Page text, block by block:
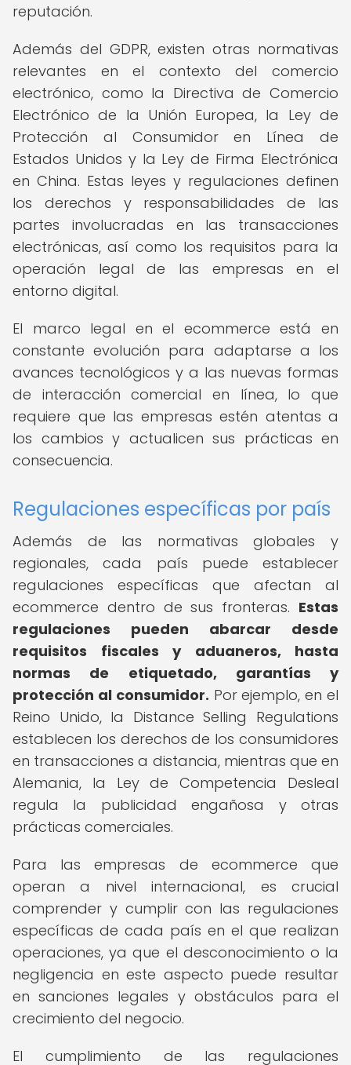
reputación.
Además del GDPR, existen otras normativas
relevantes en el contexto del comercio
electrónico, como la Directiva de Comercio
Electrónico de la Unión Europea, la Ley de
Protección al Consumidor en Línea de
Estados Unidos y la Ley de Firma Electrónica
en China. Estas leyes y regulaciones definen
los derechos y responsabilidades de las
partes involucradas en las transacciones
electrónicas, así como los requisitos para la
operación legal de las empresas en el
entorno digital.
El marco legal en el ecommerce está en
constante evolución para adaptarse a los
avances tecnológicos y a las nuevas formas
de interacción comercial en línea, lo que
requiere que las empresas estén atentas a
los cambios y actualicen sus prácticas en
consecuencia.
Regulaciones específicas por país
Además de las normativas globales y
regionales, cada país puede establecer
regulaciones específicas que afectan al
ecommerce dentro de sus fronteras. Estas
regulaciones pueden abarcar desde
requisitos fiscales y aduaneros, hasta
normas de etiquetado, garantías y
protección al consumidor. Por ejemplo, en el
Reino Unido, la Distance Selling Regulations
establecen los derechos de los consumidores
en transacciones a distancia, mientras que en
Alemania, la Ley de Competencia Desleal
regula la publicidad engañosa y otras
prácticas comerciales.
Para las empresas de ecommerce que
operan a nivel internacional, es crucial
comprender y cumplir con las regulaciones
específicas de cada país en el que realizan
operaciones, ya que el desconocimiento o la
negligencia en este aspecto puede resultar
en sanciones legales y obstáculos para el
crecimiento del negocio.
El cumplimiento de las regulaciones